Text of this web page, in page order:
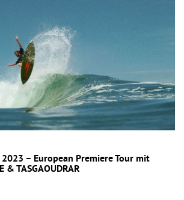
2023 – European Premiere Tour mit
& TASGAOUDRAR